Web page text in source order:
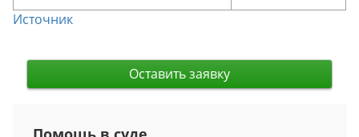
Источник
Оставить заявку